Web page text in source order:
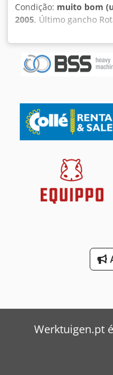
Condição: muito bom
2005, Último gancho
Mais informações =
técnico: muito bom
Informações da
sugestão, não hesite
informações
Agsymqmtsnsf
Francês – Espanhol –
Viber. MÓVEL:
Quando efetuar o
o valor deve ser
abaixo. Verifique
indicados no nosso
informações, entre em
NL857401B(01) BIC/
Werktuigen.pt